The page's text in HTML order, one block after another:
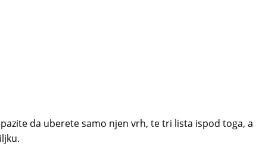
da uberete samo njen vrh, te tri lista ispod toga, a